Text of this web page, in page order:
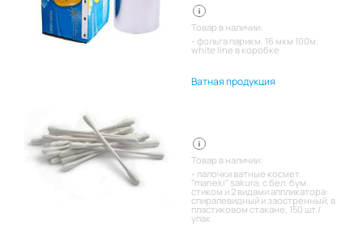
Товар в наличии:
фольга парикм. 16 мкм 100м.
white line в коробке
Ватная продукция
Товар в наличии:
палочки ватные космет.
"maneki" sakura, с бел. бум.
стиком и 2 видами аппликатора:
спиралевидный и заостренный, в
пластиковом стакане, 150 шт./
упак